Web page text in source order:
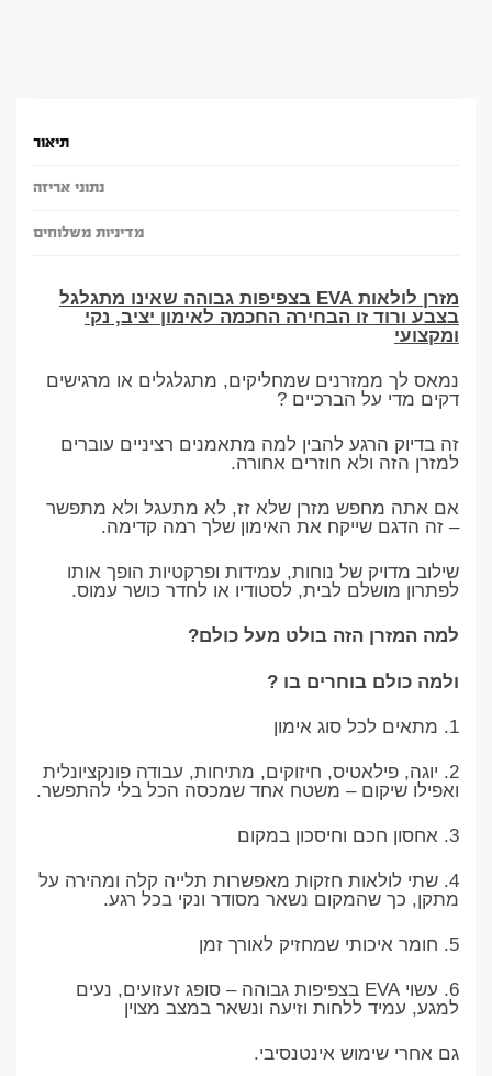
תיאור
נתוני אריזה
מדיניות משלוחים
מזרן לולאות EVA בצפיפות גבוהה שאינו מתגלגל
בצבע ורוד זו הבחירה החכמה לאימון יציב, נקי
ומקצועי
נמאס לך ממזרנים שמחליקים, מתגלגלים או מרגישים
דקים מדי על הברכיים ?
זה בדיוק הרגע להבין למה מתאמנים רציניים עוברים
למזרן הזה ולא חוזרים אחורה.
אם אתה מחפש מזרן שלא זז, לא מתעגל ולא מתפשר
– זה הדגם שייקח את האימון שלך רמה קדימה.
שילוב מדויק של נוחות, עמידות ופרקטיות הופך אותו
לפתרון מושלם לבית, לסטודיו או לחדר כושר עמוס.
למה המזרן הזה בולט מעל כולם?
ולמה כולם בוחרים בו ?
1. מתאים לכל סוג אימון
2. יוגה, פילאטיס, חיזוקים, מתיחות, עבודה פונקציונלית
ואפילו שיקום – משטח אחד שמכסה הכל בלי להתפשר.
3. אחסון חכם וחיסכון במקום
4. שתי לולאות חזקות מאפשרות תלייה קלה ומהירה על
מתקן, כך שהמקום נשאר מסודר ונקי בכל רגע.
5. חומר איכותי שמחזיק לאורך זמן
6. עשוי EVA בצפיפות גבוהה – סופג זעזועים, נעים
למגע, עמיד ללחות וזיעה ונשאר במצב מצוין
גם אחרי שימוש אינטנסיבי.